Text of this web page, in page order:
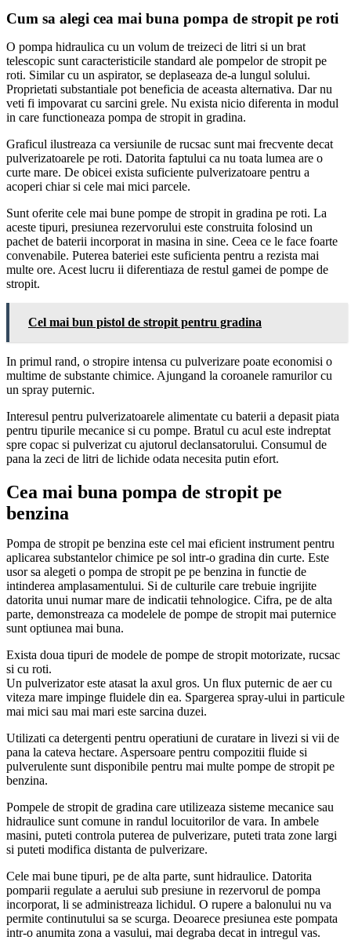
Cum sa alegi cea mai buna pompa de stropit pe roti
O pompa hidraulica cu un volum de treizeci de litri si un brat
telescopic sunt caracteristicile standard ale pompelor de stropit pe
roti. Similar cu un aspirator, se deplaseaza de-a lungul solului.
Proprietati substantiale pot beneficia de aceasta alternativa. Dar nu
veti fi impovarat cu sarcini grele. Nu exista nicio diferenta in modul
in care functioneaza pompa de stropit in gradina.
Graficul ilustreaza ca versiunile de rucsac sunt mai frecvente decat
pulverizatoarele pe roti. Datorita faptului ca nu toata lumea are o
curte mare. De obicei exista suficiente pulverizatoare pentru a
acoperi chiar si cele mai mici parcele.
Sunt oferite cele mai bune pompe de stropit in gradina pe roti. La
aceste tipuri, presiunea rezervorului este construita folosind un
pachet de baterii incorporat in masina in sine. Ceea ce le face foarte
convenabile. Puterea bateriei este suficienta pentru a rezista mai
multe ore. Acest lucru ii diferentiaza de restul gamei de pompe de
stropit.
Cel mai bun pistol de stropit pentru gradina
In primul rand, o stropire intensa cu pulverizare poate economisi o
multime de substante chimice. Ajungand la coroanele ramurilor cu
un spray puternic.
Interesul pentru pulverizatoarele alimentate cu baterii a depasit piata
pentru tipurile mecanice si cu pompe. Bratul cu acul este indreptat
spre copac si pulverizat cu ajutorul declansatorului. Consumul de
pana la zeci de litri de lichide odata necesita putin efort.
Cea mai buna pompa de stropit pe
benzina
Pompa de stropit pe benzina este cel mai eficient instrument pentru
aplicarea substantelor chimice pe sol intr-o gradina din curte. Este
usor sa alegeti o pompa de stropit pe pe benzina in functie de
intinderea amplasamentului. Si de culturile care trebuie ingrijite
datorita unui numar mare de indicatii tehnologice. Cifra, pe de alta
parte, demonstreaza ca modelele de pompe de stropit mai puternice
sunt optiunea mai buna.
Exista doua tipuri de modele de pompe de stropit motorizate, rucsac
si cu roti.
Un pulverizator este atasat la axul gros. Un flux puternic de aer cu
viteza mare impinge fluidele din ea. Spargerea spray-ului in particule
mai mici sau mai mari este sarcina duzei.
Utilizati ca detergenti pentru operatiuni de curatare in livezi si vii de
pana la cateva hectare. Aspersoare pentru compozitii fluide si
pulverulente sunt disponibile pentru mai multe pompe de stropit pe
benzina.
Pompele de stropit de gradina care utilizeaza sisteme mecanice sau
hidraulice sunt comune in randul locuitorilor de vara. In ambele
masini, puteti controla puterea de pulverizare, puteti trata zone largi
si puteti modifica distanta de pulverizare.
Cele mai bune tipuri, pe de alta parte, sunt hidraulice. Datorita
pomparii regulate a aerului sub presiune in rezervorul de pompa
incorporat, li se administreaza lichidul. O rupere a balonului nu va
permite continutului sa se scurga. Deoarece presiunea este pompata
intr-o anumita zona a vasului, mai degraba decat in intregul vas.